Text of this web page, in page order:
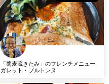
「蕎麦蔵きたみ」のフレンチメニュー
ガレット・ブルトンヌ